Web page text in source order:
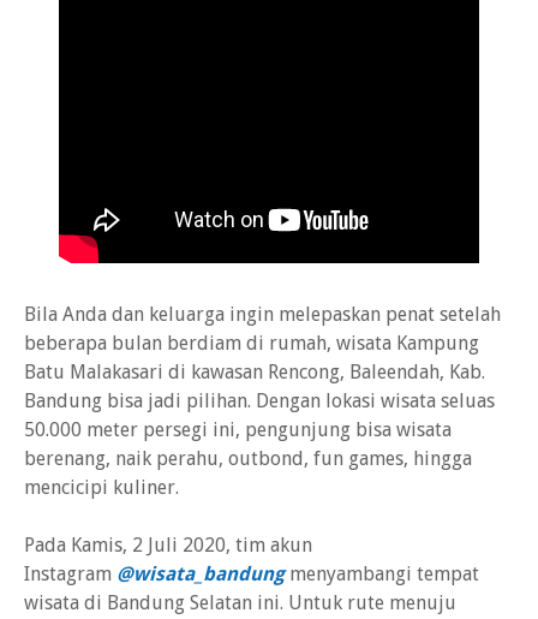
Bila Anda dan keluarga ingin melepaskan penat setelah
beberapa bulan berdiam di rumah, wisata Kampung
Batu Malakasari di kawasan Rencong, Baleendah, Kab.
Bandung bisa jadi pilihan. Dengan lokasi wisata seluas
50.000 meter persegi ini, pengunjung bisa wisata
berenang, naik perahu, outbond, fun games, hingga
mencicipi kuliner.
Pada Kamis, 2 Juli 2020, tim akun
Instagram @wisata_bandungmenyambangi tempat
wisata di Bandung Selatan ini. Untuk rute menuju